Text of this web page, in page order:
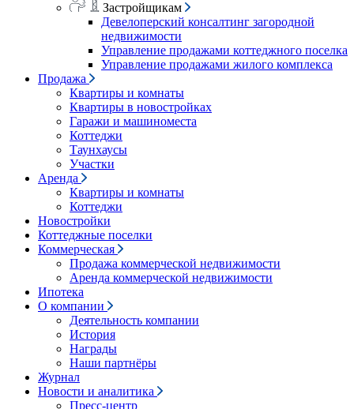
Застройщикам
Девелоперский консалтинг загородной
недвижимости
Управление продажами коттеджного поселка
Управление продажами жилого комплекса
Продажа
Квартиры и комнаты
Квартиры в новостройках
Гаражи и машиноместа
Коттеджи
Таунхаусы
Участки
Аренда
Квартиры и комнаты
Коттеджи
Новостройки
Коттеджные поселки
Коммерческая
Продажа коммерческой недвижимости
Аренда коммерческой недвижимости
Ипотека
О компании
Деятельность компании
История
Награды
Наши партнёры
Журнал
Новости и аналитика
Пресс-центр